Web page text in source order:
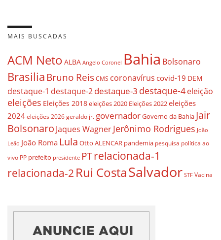
MAIS BUSCADAS
ACM Neto ALBA Angelo Coronel Bahia Bolsonaro
BrasiliaBruno ReisCMS coronavírus covid-19 DEM
destaque-1 destaque-2destaque-3 destaque-4eleição
eleições Eleições 2018eleições 2020 Eleições 2022eleições
2024 eleições 2026 geraldo jr. governadorGoverno da Bahia Jair
Bolsonaro Jaques WagnerJerônimo Rodrigues João
Leão João Roma Lula Otto ALENCAR pandemia pesquisa política ao
vivo PP prefeito presidente PTrelacionada-1
relacionada-2 Rui CostaSalvador STF Vacina